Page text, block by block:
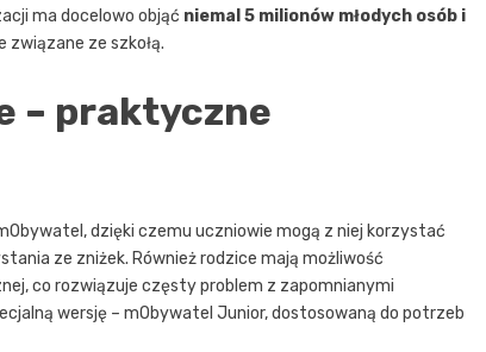
ma docelowo objąć niemal 5 milionów młodych osób i
ze szkołą.
– praktyczne
dzięki czemu uczniowie mogą z niej korzystać
ze zniżek. Również rodzice mają możliwość
co rozwiązuje częsty problem z zapomnianymi
wersję – mObywatel Junior, dostosowaną do potrzeb